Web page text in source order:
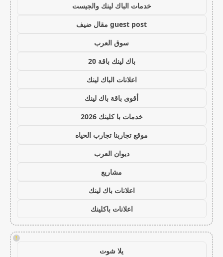
خدمات الباك لينك والجيست
guest post مقال ضيف
سوق العرب
باك لينك باقة 20
اعلانات الباك لينك
أقوى باقة باك لينك
خدمات با كلينك 2026
موقع تجاربنا تجارب الحياه
ديوان العرب
مشاريع
اعلانات باك لينك
اعلانات باكلينك
!
يلا شوت